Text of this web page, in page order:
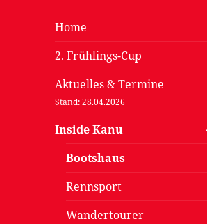
Home
2. Frühlings-Cup
Aktuelles & Termine
Stand: 28.04.2026
Inside Kanu
Bootshaus
Rennsport
Wandertourer